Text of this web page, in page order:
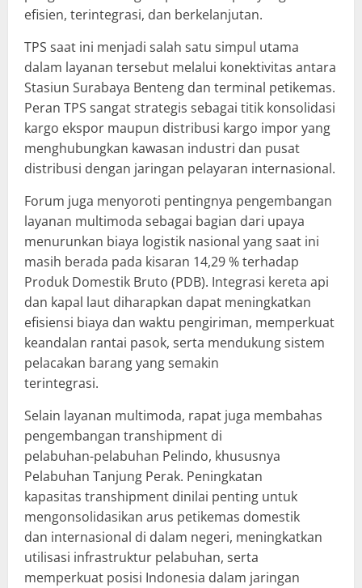
efisien, terintegrasi, dan berkelanjutan.
TPS saat ini menjadi salah satu simpul utama
dalam layanan tersebut melalui konektivitas antara
Stasiun Surabaya Benteng dan terminal petikemas.
Peran TPS sangat strategis sebagai titik konsolidasi
kargo ekspor maupun distribusi kargo impor yang
menghubungkan kawasan industri dan pusat
distribusi dengan jaringan pelayaran internasional.
Forum juga menyoroti pentingnya pengembangan
layanan multimoda sebagai bagian dari upaya
menurunkan biaya logistik nasional yang saat ini
masih berada pada kisaran 14,29 % terhadap
Produk Domestik Bruto (PDB). Integrasi kereta api
dan kapal laut diharapkan dapat meningkatkan
efisiensi biaya dan waktu pengiriman, memperkuat
keandalan rantai pasok, serta mendukung sistem
pelacakan barang yang semakin
terintegrasi.
Selain layanan multimoda, rapat juga membahas
pengembangan transhipment di
pelabuhan-pelabuhan Pelindo, khususnya
Pelabuhan Tanjung Perak. Peningkatan
kapasitas transhipment dinilai penting untuk
mengonsolidasikan arus petikemas domestik
dan internasional di dalam negeri, meningkatkan
utilisasi infrastruktur pelabuhan, serta
memperkuat posisi Indonesia dalam jaringan